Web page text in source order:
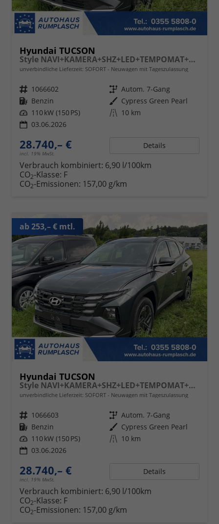
Hyundai TUCSON
Style NAVI+KAMERA+SHZ+LED+TEMPOMAT+17" ALU+PDC
unverbindliche Lieferzeit: SOFORT Neuwagen mit Tageszulassung
Fahrzeugnr. 1066602 Getriebe Autom. 7-Gang
Kraftstoff Benzin Außenfarbe Cypress Green Pearl
Leistung 110 kW (150 PS) Kilometerstand 10 km
03.06.2026
28.740,– €
incl. 19% MwSt.
Details
Verbrauch kombiniert: 6,90 l/100km
CO2-Klasse: F
CO2-Emissionen: 157,00 g/km
ab 253,– € mtl.
Hyundai TUCSON
Style NAVI+KAMERA+SHZ+LED+TEMPOMAT+17" ALU+PDC
unverbindliche Lieferzeit: SOFORT Neuwagen mit Tageszulassung
Fahrzeugnr. 1066603 Getriebe Autom. 7-Gang
Kraftstoff Benzin Außenfarbe Cypress Green Pearl
Leistung 110 kW (150 PS) Kilometerstand 10 km
03.06.2026
28.740,– €
incl. 19% MwSt.
Details
Verbrauch kombiniert: 6,90 l/100km
CO2-Klasse: F
CO2-Emissionen: 157,00 g/km